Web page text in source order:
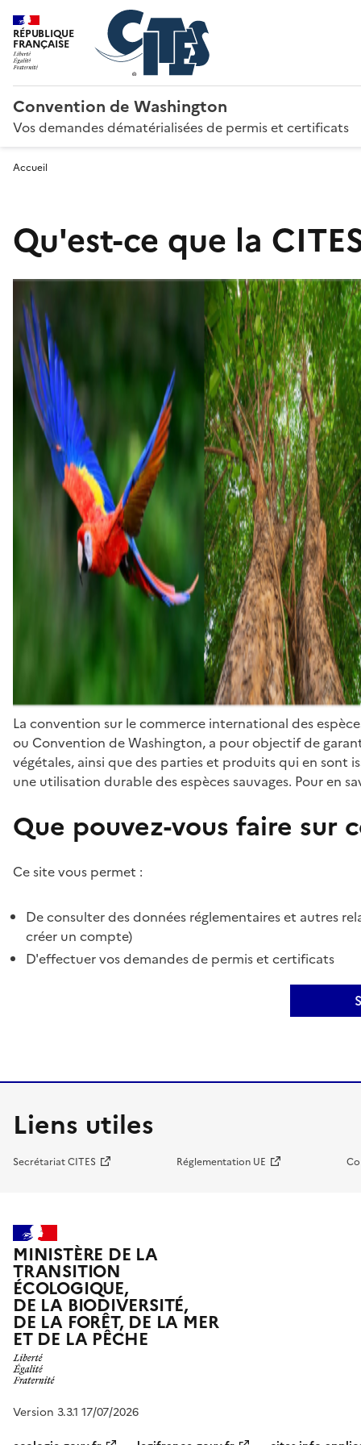
RÉPUBLIQUE
FRANÇAISE
Convention de Washington
Vos demandes dématérialisées de permis et certificats
Accueil
Qu'est-ce que la
La convention sur le commerce international des
ou Convention de Washington, a pour objectif de
végétales, ainsi que des parties et produits qui en sont
une utilisation durable des espèces sauvages. Pour en
Que pouvez-vous faire sur
Ce site vous permet :
De consulter des données réglementaires et autres
créer un compte)
D'effectuer vos demandes de permis et certificats
Liens utiles
Secrétariat CITES Réglementation UE
MINISTÈRE DE LA
TRANSITION
ÉCOLOGIQUE,
DE LA BIODIVERSITÉ,
DE LA FORÊT, DE LA MER
ET DE LA PÊCHE
Version 3.3.1 17/07/2026